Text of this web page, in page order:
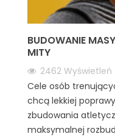
BUDOWANIE
MITY
2462 Wyświetleń
Cele osób
chcą lekkiej
zbudowania
maksymalnej